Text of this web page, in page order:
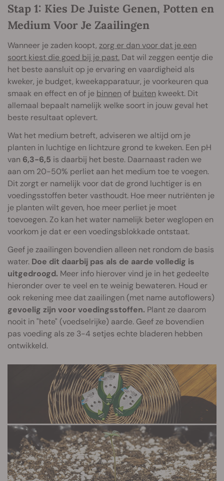
Stap 1: Kies De Juiste Genen, Potten en
Medium Voor Je Zaailingen
Wanneer je zaden koopt, zorg er dan voor dat je een
soort kiest die goed bij je past. Dat wil zeggen eentje die
het beste aansluit op je ervaring en vaardigheid als
kweker, je budget, kweekapparatuur, je voorkeuren qua
smaak en effect en of je binnen of buiten kweekt. Dit
allemaal bepaalt namelijk welke soort in jouw geval het
beste resultaat oplevert.
Wat het medium betreft, adviseren we altijd om je
planten in luchtige en lichtzure grond te kweken. Een pH
van 6,3-6,5 is daarbij het beste. Daarnaast raden we
aan om 20-50% perliet aan het medium toe te voegen.
Dit zorgt er namelijk voor dat de grond luchtiger is en
voedingsstoffen beter vasthoudt. Hoe meer nutriënten je
je planten wilt geven, hoe meer perliet je moet
toevoegen. Zo kan het water namelijk beter weglopen en
voorkom je dat er een voedingsblokkade ontstaat.
Geef je zaailingen bovendien alleen net rondom de basis
water. Doe dit daarbij pas als de aarde volledig is
uitgedroogd. Meer info hierover vind je in het gedeelte
hieronder over te veel en te weinig bewateren. Houd er
ook rekening mee dat zaailingen (met name autoflowers)
gevoelig zijn voor voedingsstoffen. Plant ze daarom
nooit in "hete" (voedselrijke) aarde. Geef ze bovendien
pas voeding als ze 3-4 setjes echte bladeren hebben
ontwikkeld.